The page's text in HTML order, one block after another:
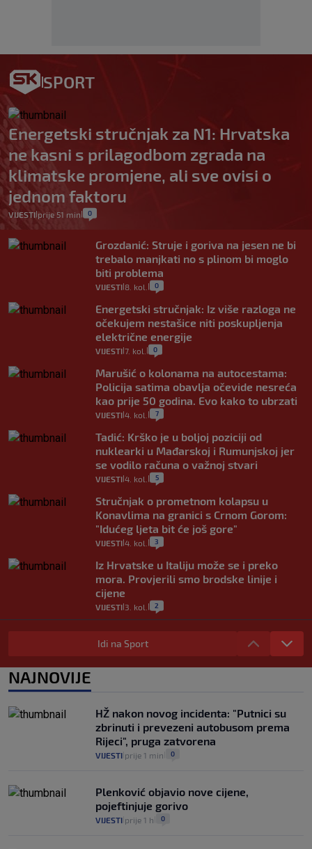
SPORT
Energetski stručnjak za N1: Hrvatska
ne kasni s prilagodbom zgrada na
klimatske promjene, ali sve ovisi o
jednom faktoru
VIJESTI prije 51 min 0
Grozdanić: Struje i goriva na jesen ne bi
trebalo manjkati no s plinom bi moglo
biti problema
VIJESTI 8. kol. 0
Energetski stručnjak: Iz više razloga ne
očekujem nestašice niti poskupljenja
električne energije
VIJESTI 7. kol. 0
Marušić o kolonama na autocestama:
Policija satima obavlja očevide nesreća
kao prije 50 godina. Evo kako to ubrzati
VIJESTI 4. kol. 7
Tadić: Krško je u boljoj poziciji od
nuklearki u Mađarskoj i Rumunjskoj jer
se vodilo računa o važnoj stvari
VIJESTI 4. kol. 5
Stručnjak o prometnom kolapsu u
Konavlima na granici s Crnom Gorom:
"Idućeg ljeta bit će još gore"
VIJESTI 4. kol. 3
Iz Hrvatske u Italiju može se i preko
mora. Provjerili smo brodske linije i
cijene
VIJESTI 3. kol. 2
Uzgajivač objasnio zašto kilogram
rajčica košta deset eura: "Nećete ih
vidjeti na akcijama u trgovinama"
8
Evo aktualnih cijena i nekoliko savjeta
da prođe što lakše i jeftinije
2. kol. 0
Idi na Sport
NAJNOVIJE
HŽ nakon novog incidenta: "Putnici su
zbrinuti i prevezeni autobusom prema
Rijeci", pruga zatvorena
VIJESTI prije 1 min 0
Plenković objavio nove cijene,
pojeftinjuje gorivo
VIJESTI prije 1 h 0